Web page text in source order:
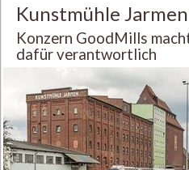
Kunstmühle
Konzern GoodMills
dafür verantwortlich